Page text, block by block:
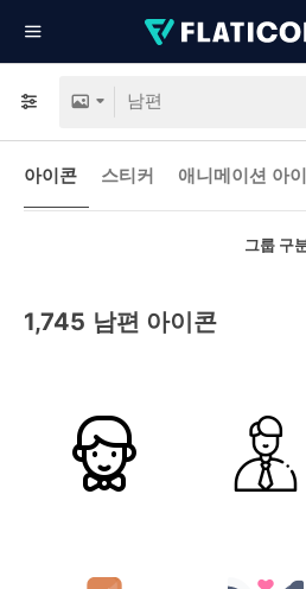
아이콘 스티커 애니메이션 아
그룹 구
1,745 남편 아이콘